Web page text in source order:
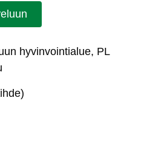
hy­vin­voin­tia­lue, PL